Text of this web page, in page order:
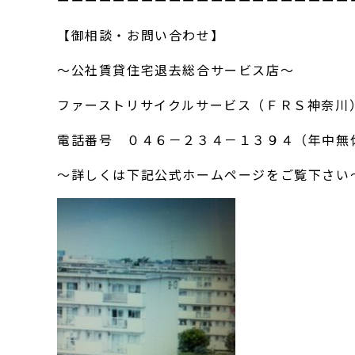
【御相談・お問い合わせ】
～公社賃貸住宅退去総合サービス店～
ファーストリサイクルサービス（ＦＲＳ神奈川）
電話番号 ０４６－２３４－１３９４（年中無
～詳しくは下記公式ホームページをご覧下さい